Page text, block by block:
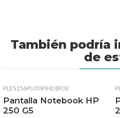
También podría
de
PLES156PU30PIHD|BOE
Pantalla Notebook HP
250 G5